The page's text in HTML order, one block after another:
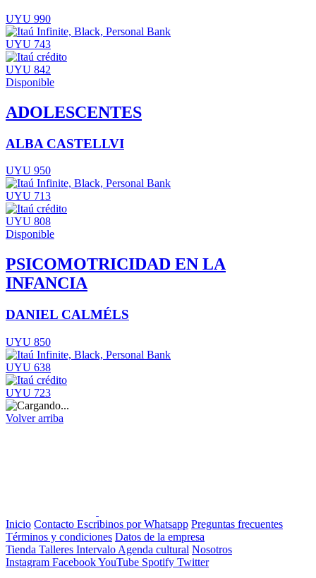
UYU 990
UYU 743
UYU 842
Disponible
ADOLESCENTES
ALBA CASTELLVI
UYU 950
UYU 713
UYU 808
Disponible
PSICOMOTRICIDAD EN LA
INFANCIA
DANIEL CALMÉLS
UYU 850
UYU 638
UYU 723
Volver arriba
Inicio Contacto Escribinos por Whatsapp Preguntas frecuentes
Términos y condiciones Datos de la empresa
Tienda Talleres Intervalo Agenda cultural Nosotros
Instagram FacebookYouTube Spotify Twitter